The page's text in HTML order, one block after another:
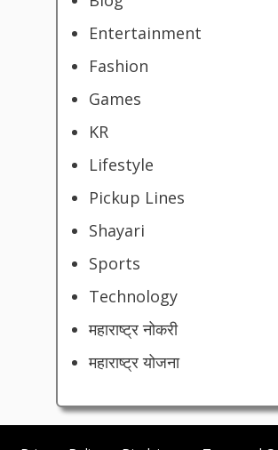
Entertainment
Fashion
Games
KR
Lifestyle
Pickup Lines
Shayari
Sports
Technology
महाराष्ट्र नोकरी
महाराष्ट्र योजना